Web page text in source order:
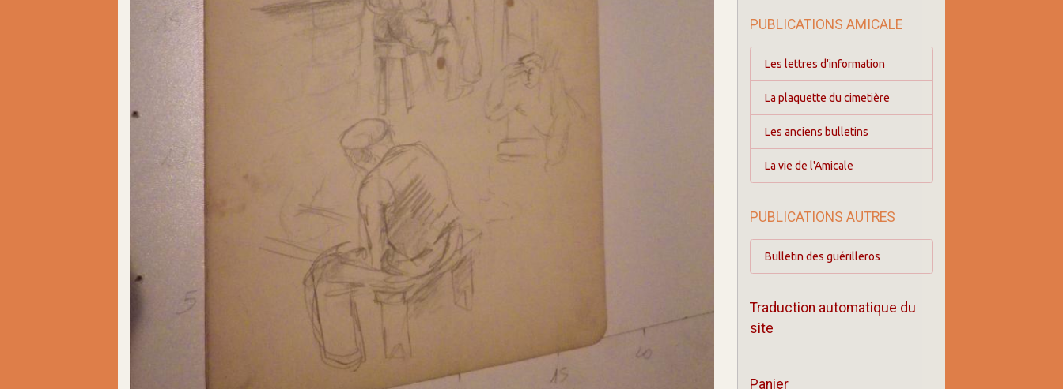
PUBLICATIONS AMICALE
Les lettres d'information
La plaquette du cimetière
Les anciens bulletins
La vie de l'Amicale
PUBLICATIONS AUTRES
Bulletin des guérilleros
Traduction automatique du
site
Panier